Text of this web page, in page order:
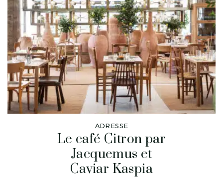
ADRESSE
Le café Citron par
Jacquemus et
Caviar Kaspia